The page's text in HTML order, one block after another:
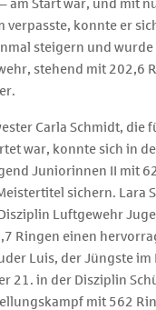
am Start war, und mit
verpasste, konnte er
steigern und wurde
stehend mit 202,6
Carla Schmidt, die
war, konnte sich in
Juniorinnen II mit
sichern. Lara
Luftgewehr
Ringen einen
Luis, der Jüngste im
21. in der Disziplin
mit 562